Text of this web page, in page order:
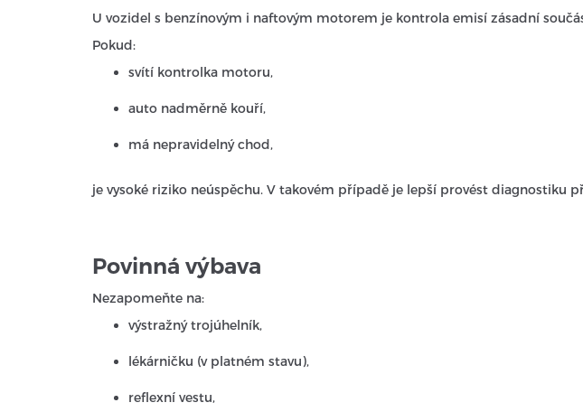
U vozidel s benzínovým i naftovým motorem je kontrola emisí zásadní
Pokud:
svítí kontrolka motoru,
auto nadměrně kouří,
má nepravidelný chod,
je vysoké riziko neúspěchu. V takovém případě je lepší provést diagnostiku
Povinná výbava
Nezapomeňte na:
výstražný trojúhelník,
lékárničku (v platném stavu),
reflexní vestu,